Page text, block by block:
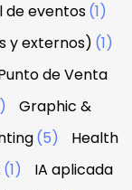
de eventos(1)
y externos) (1)
de Venta
Graphic &
(5)
Health
(1)
IA aplicada